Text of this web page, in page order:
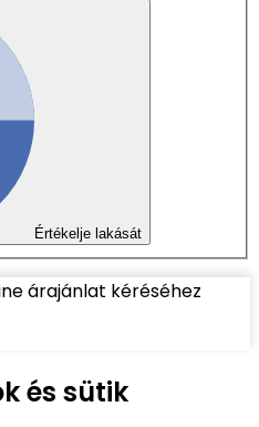
Értékelje lakását
árajánlat kéréséhez
és sütik